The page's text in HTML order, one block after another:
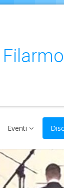
Eventi